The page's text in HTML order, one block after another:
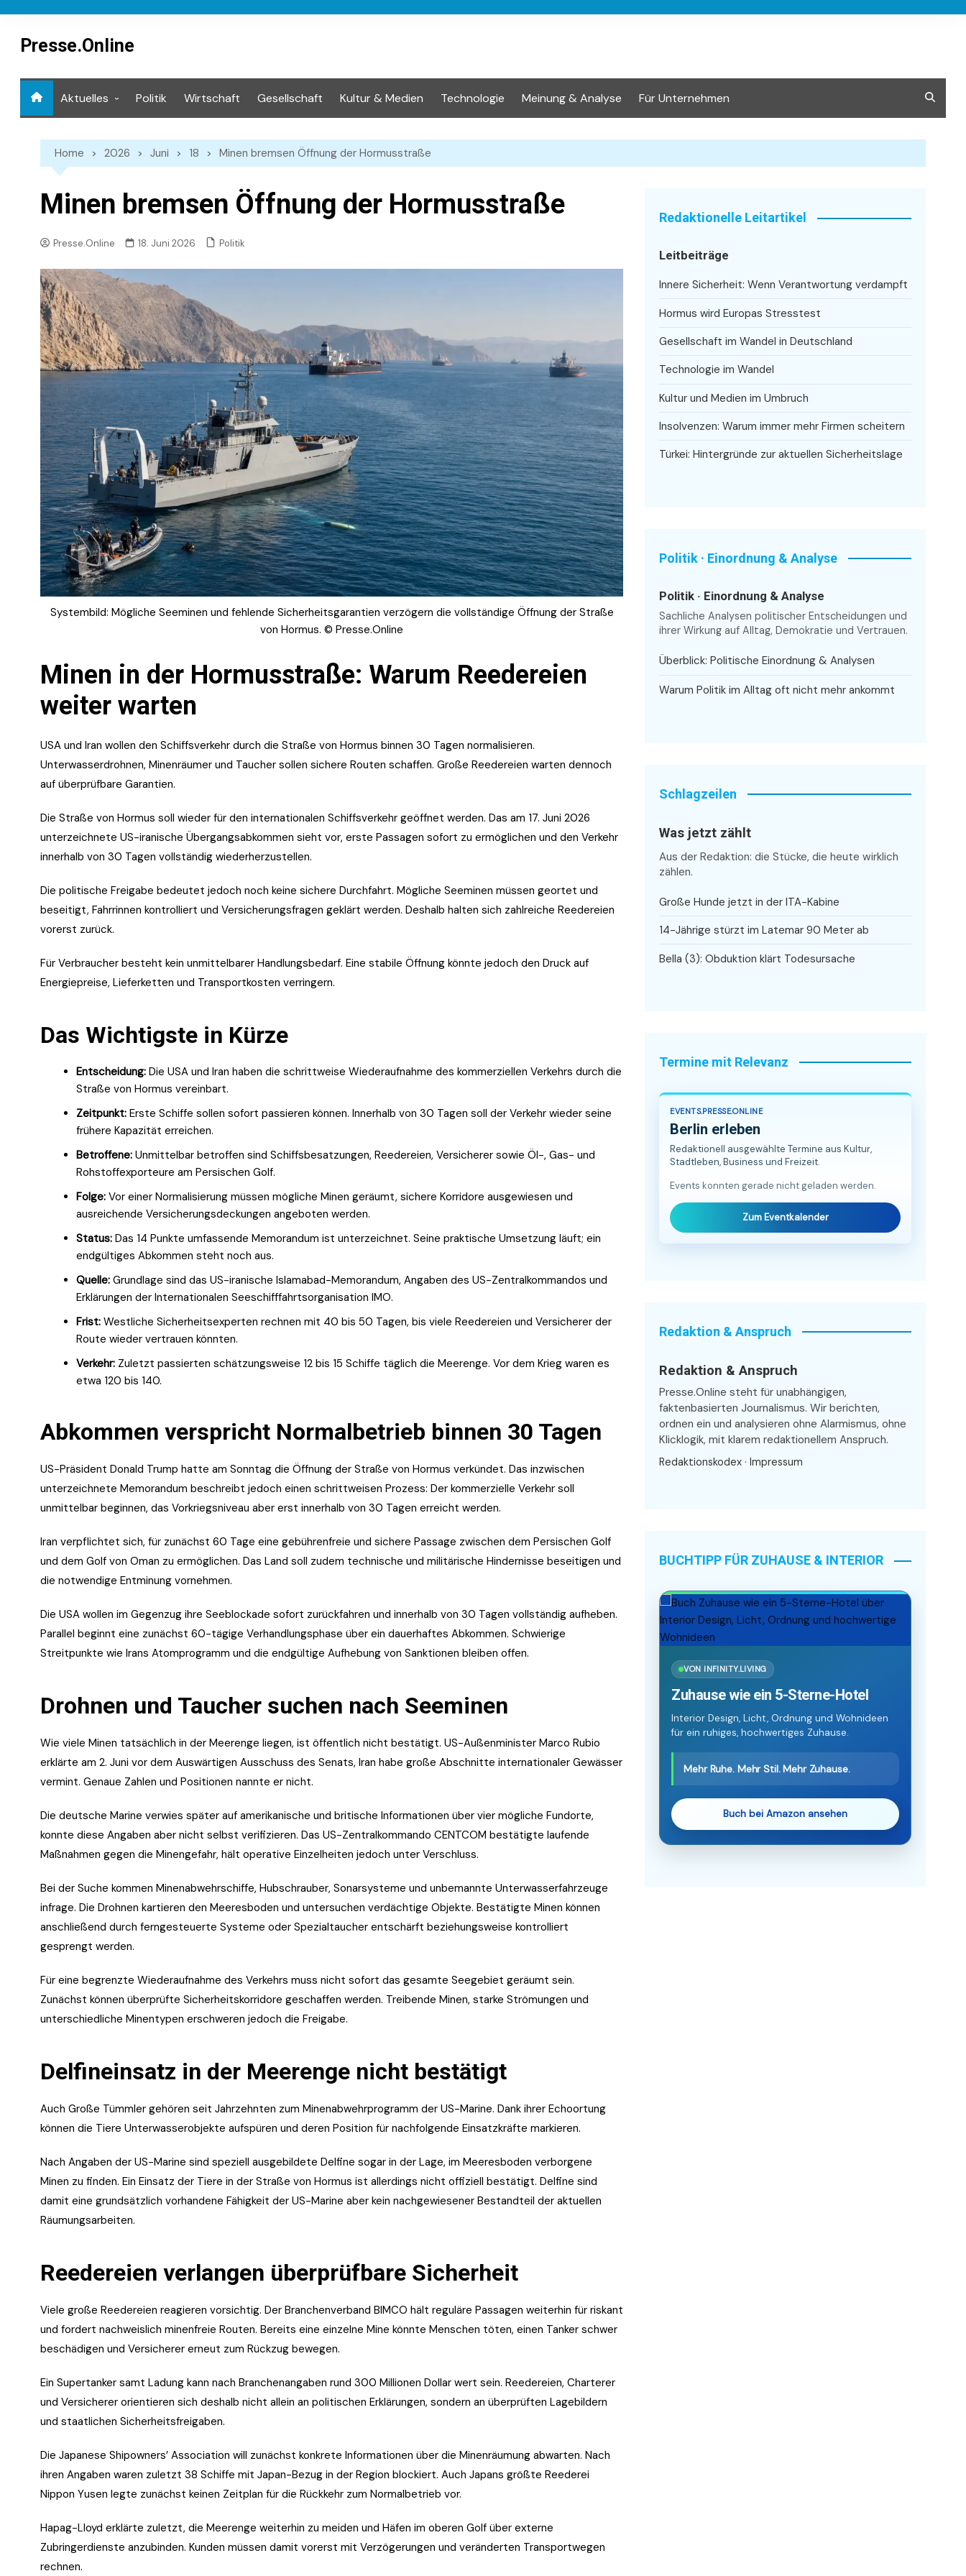
contentPresse.Online
Aktuelles Politik Wirtschaft Gesellschaft Kultur & Medien Technologie Meinung & Analyse Für Unternehmen
Home 2026 Juni 18 Minen bremsen Öffnung der Hormusstraße
Minen bremsen Öffnung der Hormusstraße
Presse.Online 18. Juni 2026 Politik
Systembild: Mögliche Seeminen und fehlende Sicherheitsgarantien verzögern die vollständige Öffnung der Straße
von Hormus. © Presse.Online
Minen in der Hormusstraße: Warum Reedereien
weiter warten
USA und Iran wollen den Schiffsverkehr durch die Straße von Hormus binnen 30 Tagen normalisieren.
Unterwasserdrohnen, Minenräumer und Taucher sollen sichere Routen schaffen. Große Reedereien warten dennoch
auf überprüfbare Garantien.
Die Straße von Hormus soll wieder für den internationalen Schiffsverkehr geöffnet werden. Das am 17. Juni 2026
unterzeichnete US-iranische Übergangsabkommen sieht vor, erste Passagen sofort zu ermöglichen und den Verkehr
innerhalb von 30 Tagen vollständig wiederherzustellen.
Die politische Freigabe bedeutet jedoch noch keine sichere Durchfahrt. Mögliche Seeminen müssen geortet und
beseitigt, Fahrrinnen kontrolliert und Versicherungsfragen geklärt werden. Deshalb halten sich zahlreiche Reedereien
vorerst zurück.
Für Verbraucher besteht kein unmittelbarer Handlungsbedarf. Eine stabile Öffnung könnte jedoch den Druck auf
Energiepreise, Lieferketten und Transportkosten verringern.
Das Wichtigste in Kürze
Entscheidung: Die USA und Iran haben die schrittweise Wiederaufnahme des kommerziellen Verkehrs durch die
Straße von Hormus vereinbart.
Zeitpunkt: Erste Schiffe sollen sofort passieren können. Innerhalb von 30 Tagen soll der Verkehr wieder seine
frühere Kapazität erreichen.
Betroffene: Unmittelbar betroffen sind Schiffsbesatzungen, Reedereien, Versicherer sowie Öl-, Gas- und
Rohstoffexporteure am Persischen Golf.
Folge: Vor einer Normalisierung müssen mögliche Minen geräumt, sichere Korridore ausgewiesen und
ausreichende Versicherungsdeckungen angeboten werden.
Status: Das 14 Punkte umfassende Memorandum ist unterzeichnet. Seine praktische Umsetzung läuft; ein
endgültiges Abkommen steht noch aus.
Quelle: Grundlage sind das US-iranische Islamabad-Memorandum, Angaben des US-Zentralkommandos und
Erklärungen der Internationalen Seeschifffahrtsorganisation IMO.
Frist: Westliche Sicherheitsexperten rechnen mit 40 bis 50 Tagen, bis viele Reedereien und Versicherer der
Route wieder vertrauen könnten.
Verkehr: Zuletzt passierten schätzungsweise 12 bis 15 Schiffe täglich die Meerenge. Vor dem Krieg waren es
etwa 120 bis 140.
Abkommen verspricht Normalbetrieb binnen 30 Tagen
US-Präsident Donald Trump hatte am Sonntag die Öffnung der Straße von Hormus verkündet. Das inzwischen
unterzeichnete Memorandum beschreibt jedoch einen schrittweisen Prozess: Der kommerzielle Verkehr soll
unmittelbar beginnen, das Vorkriegsniveau aber erst innerhalb von 30 Tagen erreicht werden.
Iran verpflichtet sich, für zunächst 60 Tage eine gebührenfreie und sichere Passage zwischen dem Persischen Golf
und dem Golf von Oman zu ermöglichen. Das Land soll zudem technische und militärische Hindernisse beseitigen und
die notwendige Entminung vornehmen.
Die USA wollen im Gegenzug ihre Seeblockade sofort zurückfahren und innerhalb von 30 Tagen vollständig aufheben.
Parallel beginnt eine zunächst 60-tägige Verhandlungsphase über ein dauerhaftes Abkommen. Schwierige
Streitpunkte wie Irans Atomprogramm und die endgültige Aufhebung von Sanktionen bleiben offen.
Drohnen und Taucher suchen nach Seeminen
Wie viele Minen tatsächlich in der Meerenge liegen, ist öffentlich nicht bestätigt. US-Außenminister Marco Rubio
erklärte am 2. Juni vor dem Auswärtigen Ausschuss des Senats, Iran habe große Abschnitte internationaler Gewässer
vermint. Genaue Zahlen und Positionen nannte er nicht.
Die deutsche Marine verwies später auf amerikanische und britische Informationen über vier mögliche Fundorte,
konnte diese Angaben aber nicht selbst verifizieren. Das US-Zentralkommando CENTCOM bestätigte laufende
Maßnahmen gegen die Minengefahr, hält operative Einzelheiten jedoch unter Verschluss.
Bei der Suche kommen Minenabwehrschiffe, Hubschrauber, Sonarsysteme und unbemannte Unterwasserfahrzeuge
infrage. Die Drohnen kartieren den Meeresboden und untersuchen verdächtige Objekte. Bestätigte Minen können
anschließend durch ferngesteuerte Systeme oder Spezialtaucher entschärft beziehungsweise kontrolliert
gesprengt werden.
Für eine begrenzte Wiederaufnahme des Verkehrs muss nicht sofort das gesamte Seegebiet geräumt sein.
Zunächst können überprüfte Sicherheitskorridore geschaffen werden. Treibende Minen, starke Strömungen und
unterschiedliche Minentypen erschweren jedoch die Freigabe.
Delfineinsatz in der Meerenge nicht bestätigt
Auch Große Tümmler gehören seit Jahrzehnten zum Minenabwehrprogramm der US-Marine. Dank ihrer Echoortung
können die Tiere Unterwasserobjekte aufspüren und deren Position für nachfolgende Einsatzkräfte markieren.
Nach Angaben der US-Marine sind speziell ausgebildete Delfine sogar in der Lage, im Meeresboden verborgene
Minen zu finden. Ein Einsatz der Tiere in der Straße von Hormus ist allerdings nicht offiziell bestätigt. Delfine sind
damit eine grundsätzlich vorhandene Fähigkeit der US-Marine aber kein nachgewiesener Bestandteil der aktuellen
Räumungsarbeiten.
Reedereien verlangen überprüfbare Sicherheit
Viele große Reedereien reagieren vorsichtig. Der Branchenverband BIMCO hält reguläre Passagen weiterhin für riskant
und fordert nachweislich minenfreie Routen. Bereits eine einzelne Mine könnte Menschen töten, einen Tanker schwer
beschädigen und Versicherer erneut zum Rückzug bewegen.
Ein Supertanker samt Ladung kann nach Branchenangaben rund 300 Millionen Dollar wert sein. Reedereien, Charterer
und Versicherer orientieren sich deshalb nicht allein an politischen Erklärungen, sondern an überprüften Lagebildern
und staatlichen Sicherheitsfreigaben.
Die Japanese Shipowners’ Association will zunächst konkrete Informationen über die Minenräumung abwarten. Nach
ihren Angaben waren zuletzt 38 Schiffe mit Japan-Bezug in der Region blockiert. Auch Japans größte Reederei
Nippon Yusen legte zunächst keinen Zeitplan für die Rückkehr zum Normalbetrieb vor.
Hapag-Lloyd erklärte zuletzt, die Meerenge weiterhin zu meiden und Häfen im oberen Golf über externe
Zubringerdienste anzubinden. Kunden müssen damit vorerst mit Verzögerungen und veränderten Transportwegen
rechnen.
Redaktionelle Leitartikel
Leitbeiträge
Innere Sicherheit: Wenn Verantwortung verdampft
Hormus wird Europas Stresstest
Gesellschaft im Wandel in Deutschland
Technologie im Wandel
Kultur und Medien im Umbruch
Insolvenzen: Warum immer mehr Firmen scheitern
Türkei: Hintergründe zur aktuellen Sicherheitslage
Politik · Einordnung & Analyse
Politik · Einordnung & Analyse
Sachliche Analysen politischer Entscheidungen und
ihrer Wirkung auf Alltag, Demokratie und Vertrauen.
Überblick: Politische Einordnung & Analysen
Warum Politik im Alltag oft nicht mehr ankommt
Schlagzeilen
Was jetzt zählt
Aus der Redaktion: die Stücke, die heute wirklich
zählen.
Große Hunde jetzt in der ITA-Kabine
14-Jährige stürzt im Latemar 90 Meter ab
Bella (3): Obduktion klärt Todesursache
Termine mit Relevanz
EVENTS.PRESSE.ONLINE
Berlin erleben
Redaktionell ausgewählte Termine aus Kultur,
Stadtleben, Business und Freizeit.
Events konnten gerade nicht geladen werden.
Zum Eventkalender
Redaktion & Anspruch
Redaktion & Anspruch
Presse.Online steht für unabhängigen,
faktenbasierten Journalismus. Wir berichten,
ordnen ein und analysieren ohne Alarmismus, ohne
Klicklogik, mit klarem redaktionellem Anspruch.
Redaktionskodex · Impressum
BUCHTIPP FÜR ZUHAUSE & INTERIOR
VON INFINITY.LIVING
Zuhause wie ein 5-Sterne-Hotel
Interior Design, Licht, Ordnung und Wohnideen
für ein ruhiges, hochwertiges Zuhause.
Mehr Ruhe. Mehr Stil. Mehr Zuhause.
Buch bei Amazon ansehen